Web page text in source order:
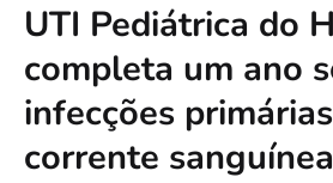
UTI Pediátrica do
completa um ano
infecções
corrente sanguínea